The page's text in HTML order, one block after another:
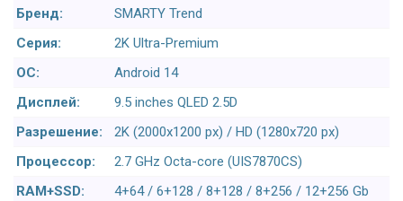
Бренд:
SMARTY Trend
Серия:
2K Ultra-Premium
ОС:
Android 14
Дисплей:
9.5 inches QLED 2.5D
Разрешение:
2K (2000x1200 px) / HD (1280x720 px)
Процессор:
2.7 GHz Octa-core (UIS7870CS)
RAM+SSD:
4+64 / 6+128 / 8+128 / 8+256 / 12+256 Gb